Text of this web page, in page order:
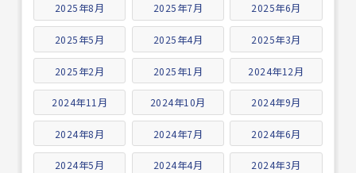
2025年8月 2025年7月 2025年6月
2025年5月 2025年4月 2025年3月
2025年2月 2025年1月 2024年12月
2024年11月 2024年10月 2024年9月
2024年8月 2024年7月 2024年6月
2024年5月 2024年4月 2024年3月